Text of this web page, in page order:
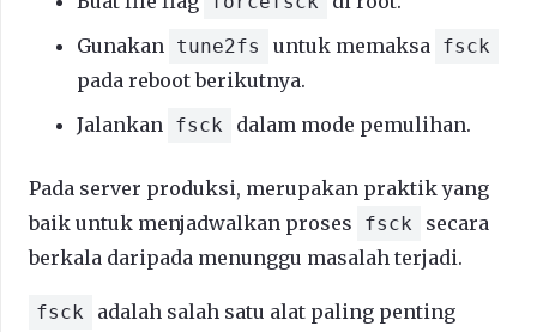
Gunakan
tune2fs untuk memaksa fsck
pada reboot berikutnya.
Jalankan
fsck dalam mode pemulihan.
Pada server produksi, merupakan praktik yang
baik untuk menjadwalkan proses
fsck
secara
berkala daripada menunggu masalah terjadi.
fsck
adalah salah satu alat paling penting